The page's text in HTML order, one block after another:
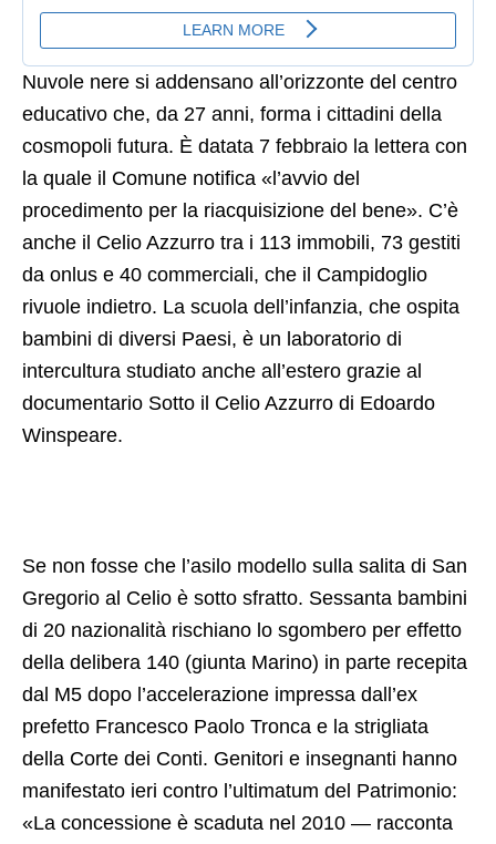
Nuvole nere si addensano all’orizzonte del centro
educativo che, da 27 anni, forma i cittadini della
cosmopoli futura. È datata 7 febbraio la lettera con
la quale il Comune notifica «l’avvio del
procedimento per la riacquisizione del bene». C’è
anche il Celio Azzurro tra i 113 immobili, 73 gestiti
da onlus e 40 commerciali, che il Campidoglio
rivuole indietro. La scuola dell’infanzia, che ospita
bambini di diversi Paesi, è un laboratorio di
intercultura studiato anche all’estero grazie al
documentario Sotto il Celio Azzurro di Edoardo
Winspeare.
Se non fosse che l’asilo modello sulla salita di San
Gregorio al Celio è sotto sfratto. Sessanta bambini
di 20 nazionalità rischiano lo sgombero per effetto
della delibera 140 (giunta Marino) in parte recepita
dal M5 dopo l’accelerazione impressa dall’ex
prefetto Francesco Paolo Tronca e la strigliata
della Corte dei Conti. Genitori e insegnanti hanno
manifestato ieri contro l’ultimatum del Patrimonio:
«La concessione è scaduta nel 2010 — racconta